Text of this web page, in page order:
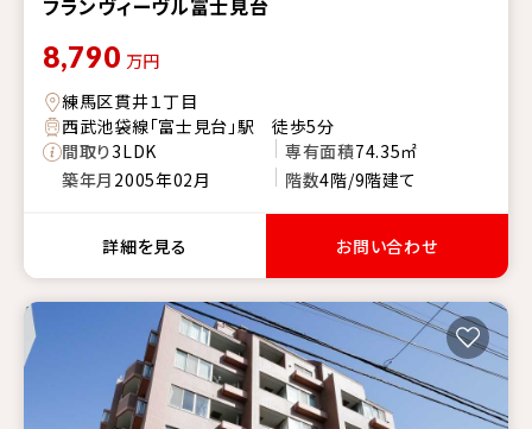
8,790 万円
練馬区貫井１丁目
西武池袋線「富士見台」駅 徒歩5分
間取り3LDK 専有面積74.35㎡
築年月 2005年02月 階数4階/9階建て
詳細を見る お問い合わせ